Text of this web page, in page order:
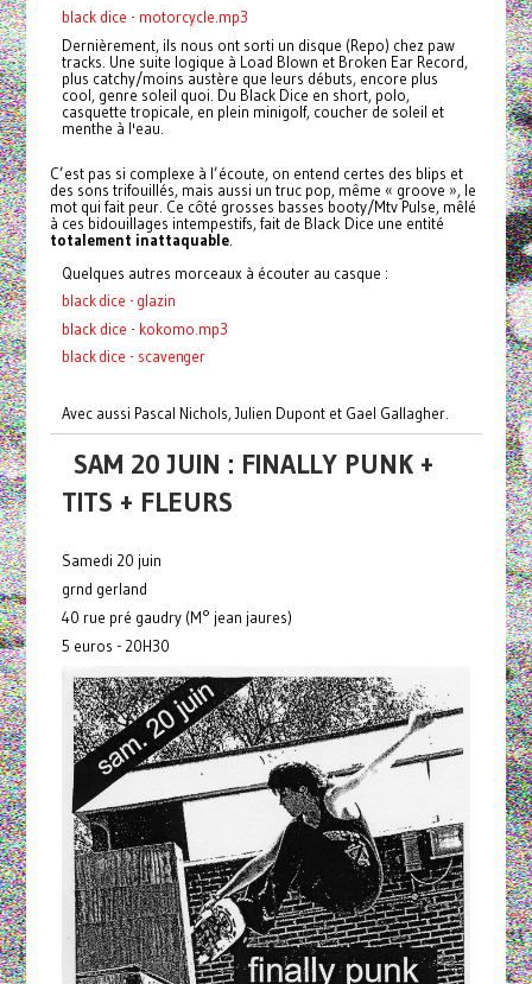
black dice - motorcycle.mp3
Dernièrement, ils nous ont sorti un disque (Repo) chez paw
tracks. Une suite logique à Load Blown et Broken Ear Record,
plus catchy/moins austère que leurs débuts, encore plus
cool, genre soleil quoi. Du Black Dice en short, polo,
casquette tropicale, en plein minigolf, coucher de soleil et
menthe à l'eau.
C’est pas si complexe à l’écoute, on entend certes des blips et
des sons trifouillés, mais aussi un truc pop, même « groove », le
mot qui fait peur. Ce côté grosses basses booty/Mtv Pulse, mêlé
à ces bidouillages intempestifs, fait de Black Dice une entité
totalement inattaquable.
Quelques autres morceaux à écouter au casque :
black dice - glazin
black dice - kokomo.mp3
black dice - scavenger
Avec aussi Pascal Nichols, Julien Dupont et Gael Gallagher.
SAM 20 JUIN : FINALLY PUNK +
TITS + FLEURS
Samedi 20 juin
grnd gerland
40 rue pré gaudry (M° jean jaures)
5 euros - 20H30